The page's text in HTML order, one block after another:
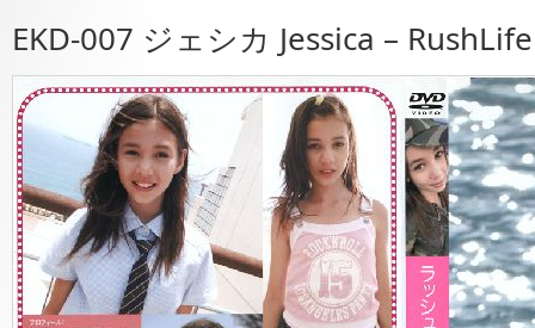
EKD-007 ジェシカ Jessica –